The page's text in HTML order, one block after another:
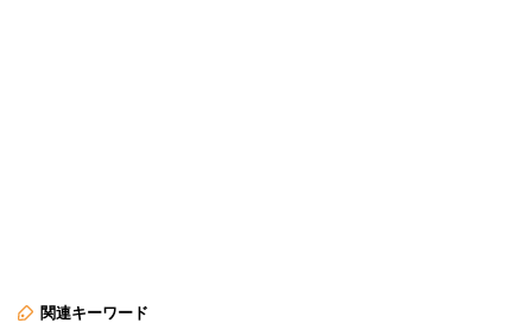
関連キーワード